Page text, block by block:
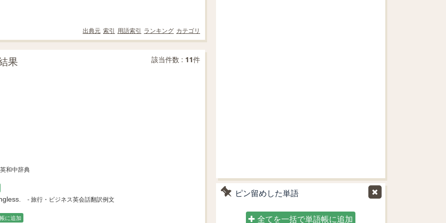
出典元 索引 用語索引 ランキング カテゴリ
果 該当件数 : 11件
和中辞典
- 旅行・ビジネス英会話翻訳例文
に追加
ピン留めした単語
全てを一括で単語帳に追加